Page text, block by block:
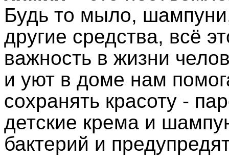
Будь то мыло,
другие средства, всё
важность в жизни
и уют в доме нам
сохранять красоту -
детские крема и
бактерий и